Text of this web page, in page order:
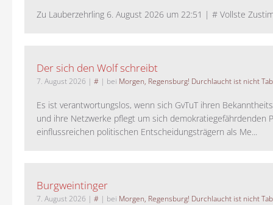
Zu Lauberzehrling 6. August 2026 um 22:51 | # Vollste
Der sich den Wolf schreibt
7. August 2026 | # | bei Morgen, Regensburg! Durchlaucht ist nicht
Es ist verantwortungslos, wenn sich GvTuT ihren
und ihre Netzwerke pflegt um sich demokratiegefährdenden
einflussreichen politischen Entscheidungsträgern als Me...
Burgweintinger
7. August 2026 | # | bei Morgen, Regensburg! Durchlaucht ist nicht